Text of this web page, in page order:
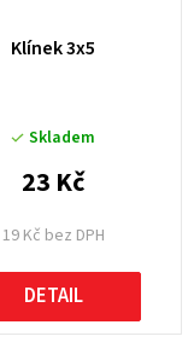
Klínek 3x5
Skladem
19 Kč bez DPH
23 Kč
DETAIL